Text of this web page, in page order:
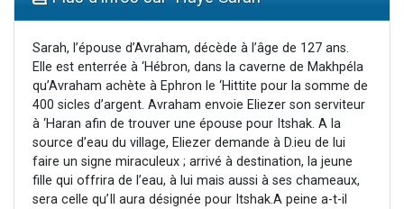
Il reste 49 places pour étudier en groupe sur Zoom
3 personnes viennent de faire un don pour Diane, 80 ans, dans un appartement insalubre
2 personnes viennent de faire un don pour Tsédaka : pauvres d'Israel
Sarah, l’épouse d’Avraham, décède à l’âge de 127 ans.
Elle est enterrée à ‘Hébron, dans la caverne de Makhpéla
qu’Avraham achète à Ephron le ‘Hittite pour la somme de
400 sicles d’argent. Avraham envoie Eliezer son serviteur
à ‘Haran afin de trouver une épouse pour Itshak. A la
source d’eau du village, Eliezer demande à D.ieu de lui
faire un signe miraculeux ; arrivé à destination, la jeune
fille qui offrira de l’eau, à lui mais aussi à ses chameaux,
sera celle qu’Il aura désignée pour Itshak.A peine a-t-il